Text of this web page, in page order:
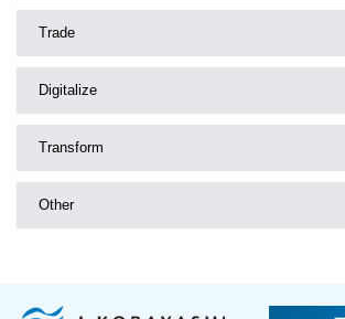
Trade
Digitalize
Transform
Other